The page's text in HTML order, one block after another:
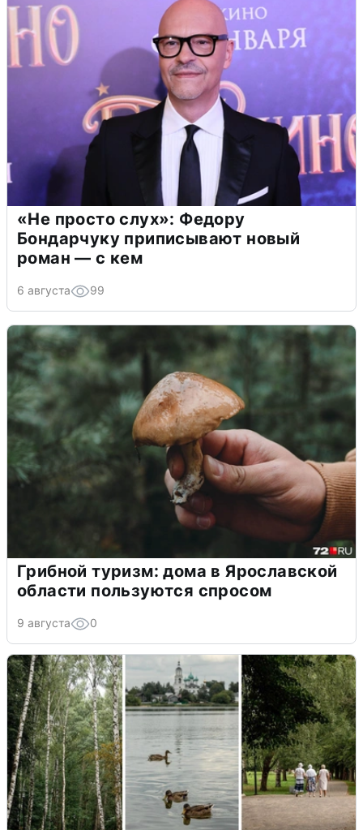
«Не просто слух»: Федору
Бондарчуку приписывают новый
роман — с кем
6 августа 99
Грибной туризм: дома в Ярославской
области пользуются спросом
9 августа 0